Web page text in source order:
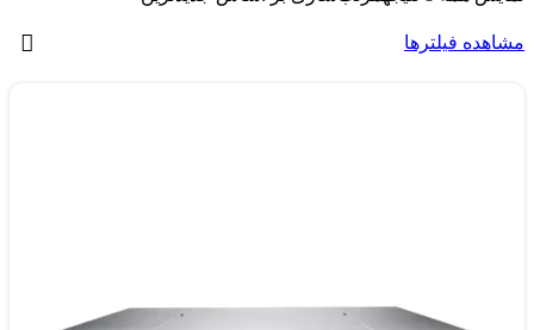
مشاهده فیلترها